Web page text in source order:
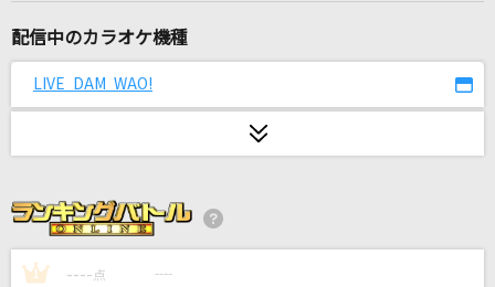
[生音]366日
[プロオケ]fish
とってもとっても、ありがとう。
日向美ビタースイーツ♪
配信中のカラオケ機種
LIVE DAM WAO!
1 ---- 点 ----